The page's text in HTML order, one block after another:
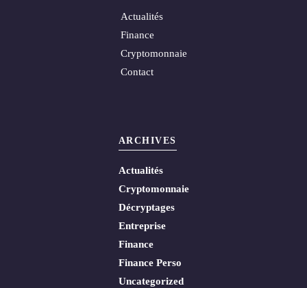
Actualités
Finance
Cryptomonnaie
Contact
ARCHIVES
Actualités
Cryptomonnaie
Décryptages
Entreprise
Finance
Finance Perso
Uncategorized